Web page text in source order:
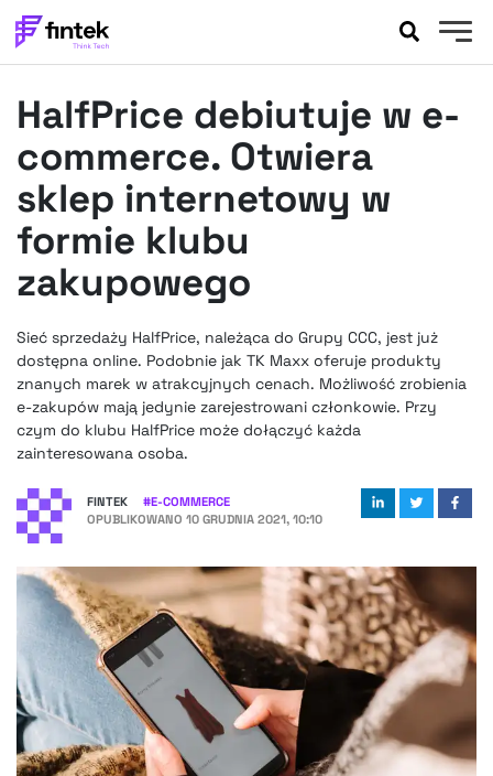
BANKOWOŚĆ
FELIETONY
WYWIADY
LEGAL
PODCASTY
FINTEKEXTRA
OKIEM EKSPERTA
HalfPrice debiutuje w e-
commerce. Otwiera
sklep internetowy w
formie klubu
zakupowego
Sieć sprzedaży HalfPrice, należąca do Grupy CCC, jest już
dostępna online. Podobnie jak TK Maxx oferuje produkty
znanych marek w atrakcyjnych cenach. Możliwość zrobienia
e-zakupów mają jedynie zarejestrowani członkowie. Przy
czym do klubu HalfPrice może dołączyć każda
zainteresowana osoba.
FINTEK #E-COMMERCE
OPUBLIKOWANO 10 GRUDNIA 2021, 10:10